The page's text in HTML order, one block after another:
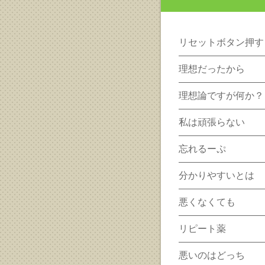
リセットボタン押
理想だったから
理想論ですが何か？
私は頑張らない
忘れるーぷ
分かりやすいとは
悪くなくても
リピート薬
悪いのはどっち